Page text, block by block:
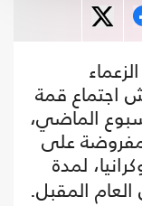
اجتماع قمة
الماضي،
على
لمدة
المقبل.